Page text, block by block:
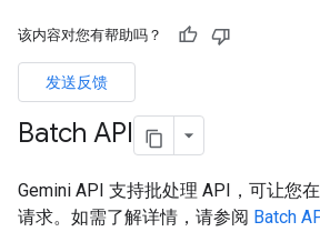
该内容对您有帮助吗？
发送反馈
Batch API
Gemini API 支持批处理 API，可让您
请求。如需了解详情，请参阅 Batch